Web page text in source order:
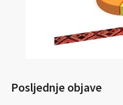
Posljednje objave